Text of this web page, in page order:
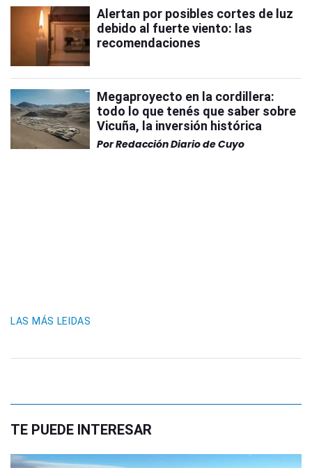
Alertan por posibles cortes de luz
debido al fuerte viento: las
recomendaciones
Megaproyecto en la cordillera:
todo lo que tenés que saber sobre
Vicuña, la inversión histórica
PorRedacción Diario de Cuyo
LAS MÁS LEIDAS
TE PUEDE INTERESAR